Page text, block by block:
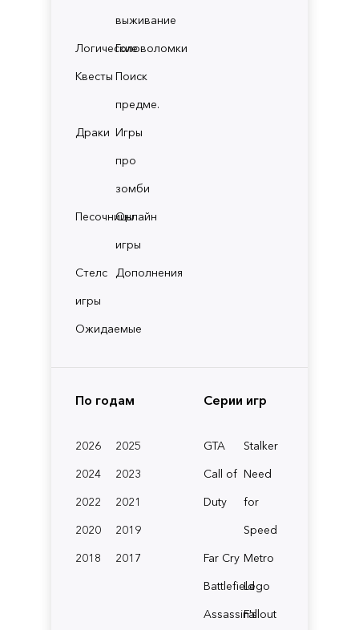
выживание
ЛогическиеГоловоломки
Квесты Поиск
предме.
Драки Игры
про
зомби
ПесочницыОнлайн
игры
Стелс
игры
Дополнения
Ожидаемые
По годам
2026
2025
2024
2023
2022
2021
2020
2019
2018
2017
Серии игр
GTA
Stalker
Call of
Duty
Need
for
Speed
Far Cry Metro
BattlefieldLego
Assassin'sFallout